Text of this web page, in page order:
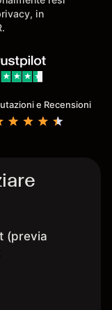
in
e Recensioni
(previa